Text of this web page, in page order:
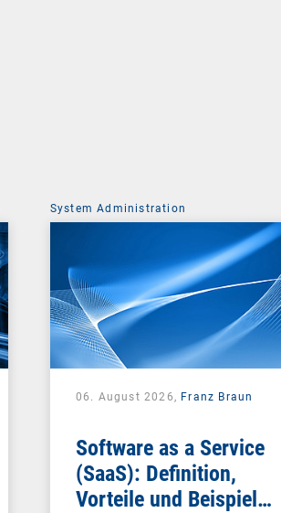
System Administration
06. August 2026, Franz Braun
Software as a Service
(SaaS): Definition,
Vorteile und Beispiele